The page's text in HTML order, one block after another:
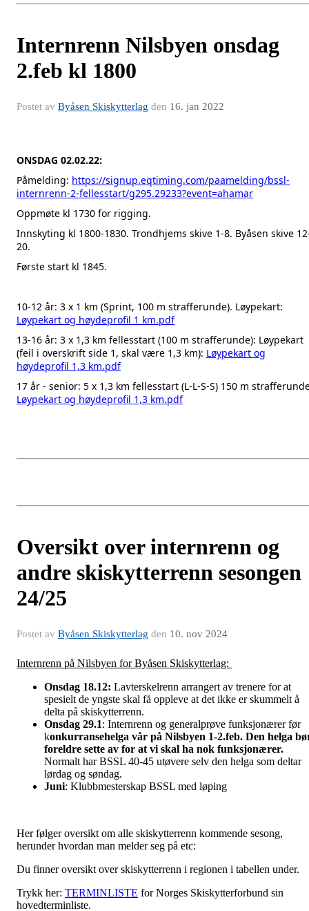
Internrenn Nilsbyen onsdag
2.feb kl 1800
Postet av Byåsen Skiskytterlag den 16. jan 2022
ONSDAG 02.02.22:
Påmelding: https://signup.eqtiming.com/paamelding/bssl-
internrenn-2-fellesstart/g295.29233?event=ahamar
Oppmøte kl 1730 for rigging.
Innskyting kl 1800-1830. Trondhjems skive 1-8. Byåsen skive
20.
Første start kl 1845.
10-12 år: 3 x 1 km (Sprint, 100 m strafferunde). Løypekart:
Løypekart og høydeprofil 1 km.pdf
13-16 år: 3 x 1,3 km fellesstart (100 m strafferunde): Løypekart
(feil i overskrift side 1, skal være 1,3 km): Løypekart og
høydeprofil 1,3 km.pdf
17 år - senior: 5 x 1,3 km fellesstart (L-L-S-S) 150 m
Løypekart og høydeprofil 1,3 km.pdf
Oversikt over internrenn og
andre skiskytterrenn sesongen
24/25
Postet av Byåsen Skiskytterlag den 10. nov 2024
Internrenn på Nilsbyen for Byåsen Skiskytterlag:
Onsdag 18.12: Lavterskelrenn arrangert av trenere for at
spesielt de yngste skal få oppleve at det ikke er skummelt å
delta på skiskytterrenn.
Onsdag 29.1: Internrenn og generalprøve funksjonærer før
konkurransehelga vår på Nilsbyen 1-2.feb. Den helga
foreldre sette av for at vi skal ha nok funksjonærer.
Normalt har BSSL 40-45 utøvere selv den helga som deltar
lørdag og søndag.
Juni: Klubbmesterskap BSSL med løping
Her følger oversikt om alle skiskytterrenn kommende sesong,
herunder hvordan man melder seg på etc:
Du finner oversikt over skiskytterrenn i regionen i tabellen under.
Trykk her: TERMINLISTE for Norges Skiskytterforbund sin
hovedterminliste.